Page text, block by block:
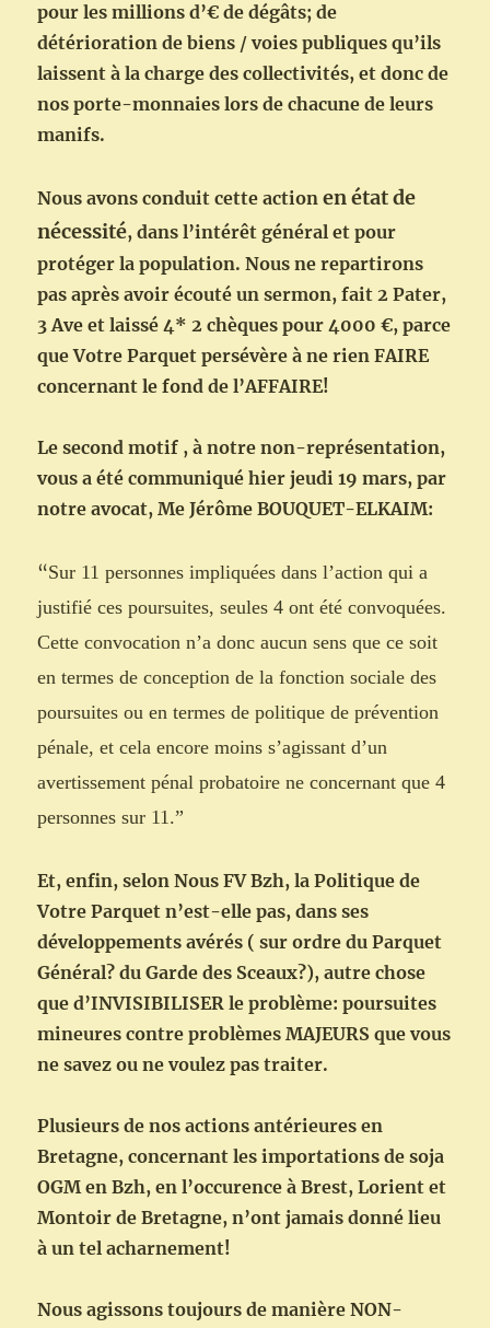
pour les millions d’€ de dégâts; de
détérioration de biens / voies publiques qu’ils
laissent à la charge des collectivités, et donc de
nos porte-monnaies lors de chacune de leurs
manifs.
Nous avons conduit cette actionen état de
nécessité, dans l’intérêt général et pour
protéger la population. Nous ne repartirons
pas après avoir écouté un sermon, fait 2 Pater,
3 Ave et laissé 4* 2 chèques pour 4000 €, parce
que Votre Parquet persévère à ne rien FAIRE
concernant le fond de l’AFFAIRE!
Le second motif , à notre non-représentation,
vous a été communiqué hier jeudi 19 mars, par
notre avocat, Me Jérôme BOUQUET-ELKAIM:
“Sur 11 personnes impliquées dans l’action qui a
justifié ces poursuites, seules 4 ont été convoquées.
Cette convocation n’a donc aucun sens que ce soit
en termes de conception de la fonction sociale des
poursuites ou en termes de politique de prévention
pénale, et cela encore moins s’agissant d’un
avertissement pénal probatoire ne concernant que 4
personnes sur 11.”
Et, enfin, selon Nous FV Bzh, la Politique de
Votre Parquet n’est-elle pas, dans ses
développements avérés ( sur ordre du Parquet
Général? du Garde des Sceaux?), autre chose
que d’INVISIBILISER le problème: poursuites
mineures contre problèmes MAJEURS que vous
ne savez ou ne voulez pas traiter.
Plusieurs de nos actions antérieures en
Bretagne, concernant les importations de soja
OGM en Bzh, en l’occurence à Brest, Lorient et
Montoir de Bretagne, n’ont jamais donné lieu
à un tel acharnement!
Nous agissons toujours de manière NON-